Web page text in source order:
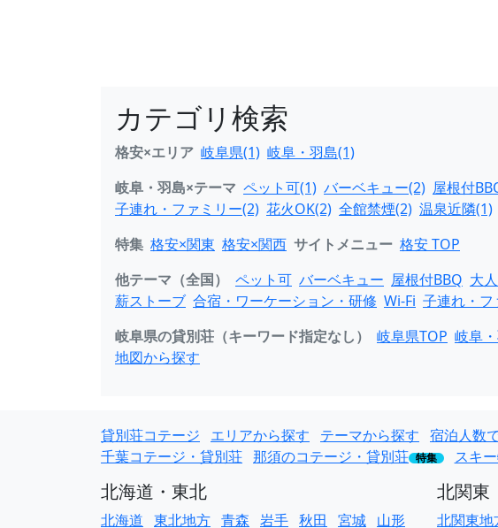
カテゴリ検索
格安×エリア 岐阜県(1) 岐阜・羽島(1)
岐阜・羽島×テーマ ペット可(1) バーベキュー(2) 屋根付
子連れ・ファミリー(2) 花火OK(2) 全館禁煙(2) 温泉近隣(1)
特集 格安×関東 格安×関西 サイトメニュー 格安 TOP
他テーマ（全国）
ペット可 バーベキュー 屋根付BBQ 大
薪ストーブ 合宿・ワーケーション・研修 Wi-Fi 子連れ・フ
岐阜県の貸別荘（キーワード指定なし）
岐阜県TOP 岐阜
地図から探す
貸別荘コテージ エリアから探す テーマから探す 宿泊人数
千葉コテージ・貸別荘 那須のコテージ・貸別荘 特集 スキ
北海道・東北
北海道 東北地方 青森 岩手 秋田 宮城 山形
北関東
北関東地